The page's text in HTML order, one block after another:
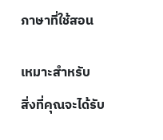
ภาษาที่ใช้สอน
เหมาะสำหรับ
สิ่งที่คุณจะได้รับ